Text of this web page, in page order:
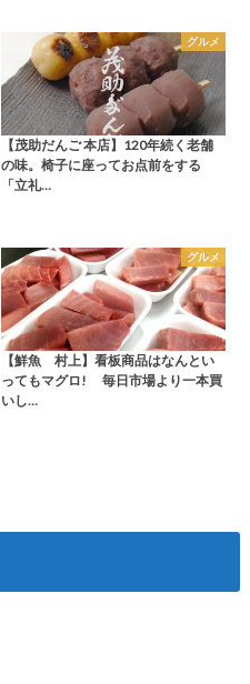
グルメ
【茂助だんご 本店】120年続く老舗
の味。椅子に座ってお点前をする
「立礼…
グルメ
【鮮魚 村上】看板商品はなんとい
ってもマグロ! 毎日市場より一本買
いし…